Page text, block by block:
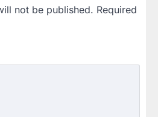
not be published. Required